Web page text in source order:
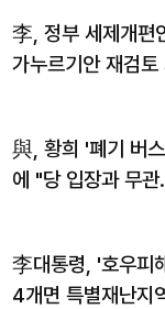
李, 정부 세제개편
가누르기안 재검토
與, 황희 '폐기 버
에 "당 입장과 무
李대통령, '호우피
4개면 특별재난지